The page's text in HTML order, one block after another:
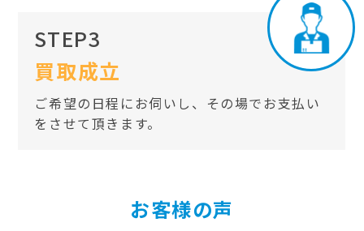
STEP3
買取成立
ご希望の日程にお伺いし、その場でお支払い
をさせて頂きます。
お客様の声